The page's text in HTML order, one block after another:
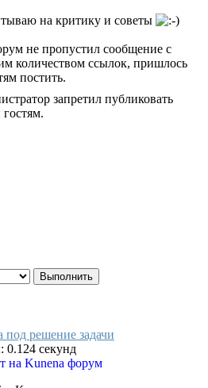
на критику и советы
не пропустил сообщение с
количеством ссылок, пришлось
постить.
запретил публиковать
гостям.
под решение задачи
0.124 секунд
на Kunena форум